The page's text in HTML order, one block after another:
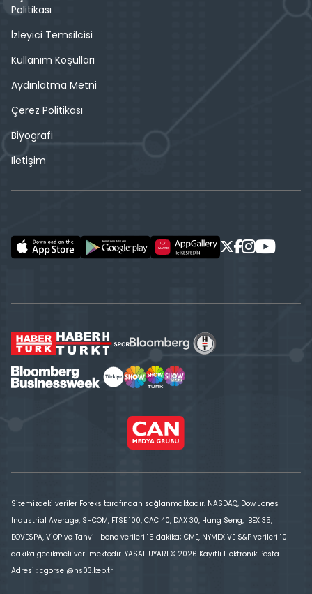
Politikası
İzleyici Temsilcisi
Kullanım Koşulları
Aydınlatma Metni
Çerez Politikası
Biyografi
İletişim
Sitemizdeki veriler Foreks tarafından sağlanmaktadır. NASDAQ, Dow Jones
Industrial Average, SHCOM, FTSE 100, CAC 40, DAX 30, Hang Seng, IBEX 35,
BOVESPA, VİOP ve Tahvil-bono verileri 15 dakika; CME, NYMEX VE S&P verileri 10
dakika gecikmeli verilmektedir. YASAL UYARI © 2026 Kayıtlı Elektronik Posta
Adresi : cgorsel@hs03.kep.tr